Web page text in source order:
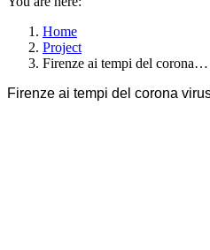
Home
Project
Firenze ai tempi del corona…
Firenze ai tempi del corona